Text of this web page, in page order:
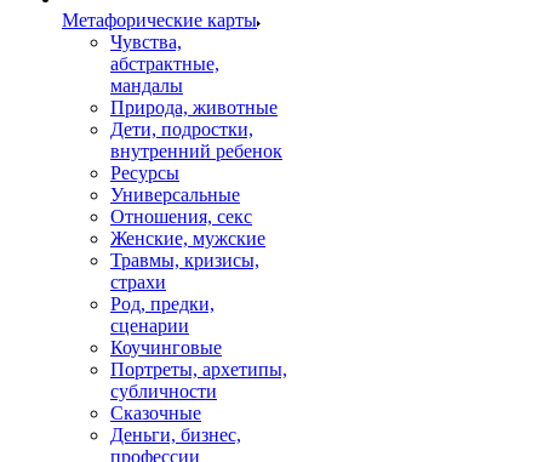
Mетафорические карты
Чувства,
абстрактные,
мандалы
Природа, животные
Дети, подростки,
внутренний ребенок
Ресурсы
Универсальные
Отношения, секс
Женские, мужские
Травмы, кризисы,
страхи
Род, предки,
сценарии
Коучинговые
Портреты, архетипы,
субличности
Сказочные
Деньги, бизнес,
профессии